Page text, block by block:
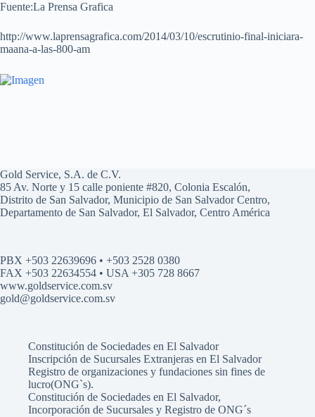
Fuente:La Prensa Grafica
http://www.laprensagrafica.com/2014/03/10/escrutinio-final-iniciara-
maana-a-las-800-am
Gold Service, S.A. de C.V.
85 Av. Norte y 15 calle poniente #820, Colonia Escalón,
Distrito de San Salvador, Municipio de San Salvador Centro,
Departamento de San Salvador, El Salvador, Centro América
PBX +503 22639696 • +503 2528 0380
FAX +503 22634554 • USA +305 728 8667
www.goldservice.com.sv
gold@goldservice.com.sv
Constitución de Sociedades en El Salvador
Inscripción de Sucursales Extranjeras en El Salvador
Registro de organizaciones y fundaciones sin fines de
lucro(ONG`s).
Constitución de Sociedades en El Salvador,
Incorporación de Sucursales y Registro de ONG´s